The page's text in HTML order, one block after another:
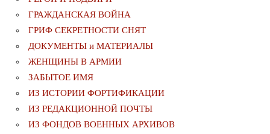
ГРАЖДАНСКАЯ ВОЙНА
ГРИФ СЕКРЕТНОСТИ СНЯТ
ДОКУМЕНТЫ и МАТЕРИАЛЫ
ЖЕНЩИНЫ В АРМИИ
ЗАБЫТОЕ ИМЯ
ИЗ ИСТОРИИ ФОРТИФИКАЦИИ
ИЗ РЕДАКЦИОННОЙ ПОЧТЫ
ИЗ ФОНДОВ ВОЕННЫХ АРХИВОВ